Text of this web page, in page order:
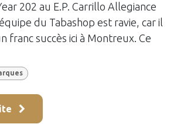
202 au E.P. Carrillo Allegiance
du Tabashop est ravie, car il
franc succès ici à Montreux. Ce